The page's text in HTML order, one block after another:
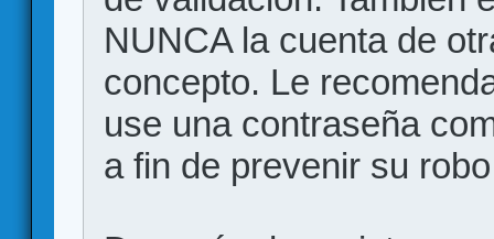
NUNCA la cuenta de
concepto. Le
use una contraseña
a fin de prevenir su